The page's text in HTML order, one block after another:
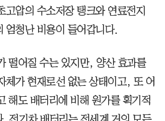
고압의 수소저장 탱크와 연료전지
엄청난 비용이 들어갑니다.
떨어질 수는 있지만, 양산 효과를
체가 현재로선 없는 상태이고, 또 어
해도 배터리에 비해 원가를 획기적